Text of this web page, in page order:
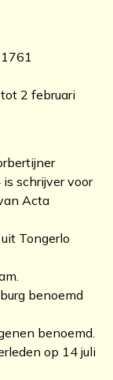
2 februari
schrijver voor
Acta
Tongerlo
benoemd
benoemd.
op 14 juli